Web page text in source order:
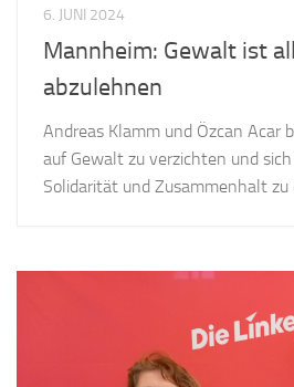
6. JUNI 2024
Mannheim: Gewalt ist
abzulehnen
Andreas Klamm und Özcan Acar
auf Gewalt zu verzichten und
Solidarität und Zusammenhalt zu